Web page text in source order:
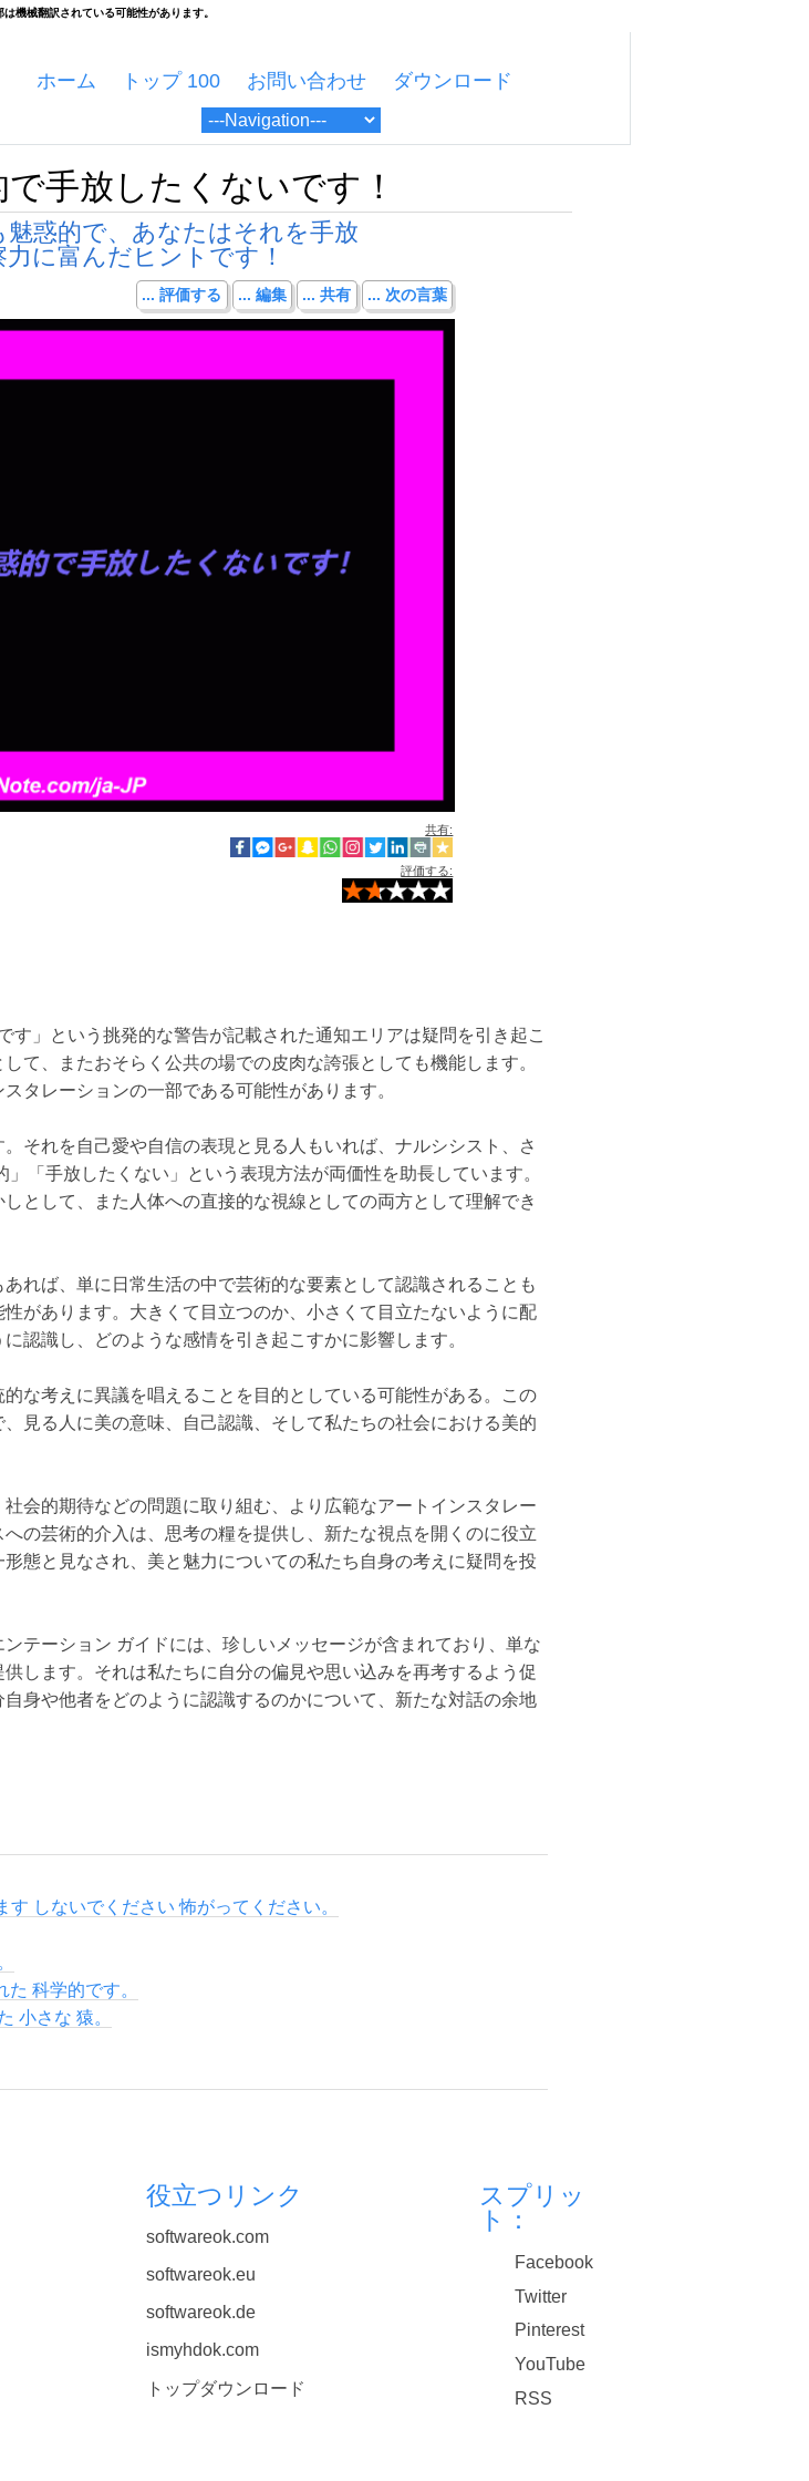
ホーム トップ 100 お問い合わせ ダウンロード
手放したくないです！
惑的で、あなたはそれを手放
に富んだヒントです！
... 評価する ... 編集 ... 共有 ... 次の言葉
共有:
評価する:
す」という挑発的な警告が記載された通知エリアは疑問を引き起こ
て、またおそらく公共の場での皮肉な誇張としても機能します。
タレーションの一部である可能性があります。
それを自己愛や自信の表現と見る人もいれば、ナルシシスト、さ
「手放したくない」という表現方法が両価性を助長しています。
として、また人体への直接的な視線としての両方として理解でき
れば、単に日常生活の中で芸術的な要素として認識されることも
があります。大きくて目立つのか、小さくて目立たないように配
認識し、どのような感情を引き起こすかに影響します。
な考えに異議を唱えることを目的としている可能性がある。この
見る人に美の意味、自己認識、そして私たちの社会における美的
会的期待などの問題に取り組む、より広範なアートインスタレー
の芸術的介入は、思考の糧を提供し、新たな視点を開くのに役立
態と見なされ、美と魅力についての私たち自身の考えに疑問を投
テーション ガイドには、珍しいメッセージが含まれており、単な
します。それは私たちに自分の偏見や思い込みを再考するよう促
身や他者をどのように認識するのかについて、新たな対話の余地
しないでください 怖がってください。
科学的です。
小さな 猿。
役立つリンク
softwareok.com
softwareok.eu
softwareok.de
ismyhdok.com
トップダウンロード
スプリッ
ト：
Facebook
Twitter
Pinterest
YouTube
RSS